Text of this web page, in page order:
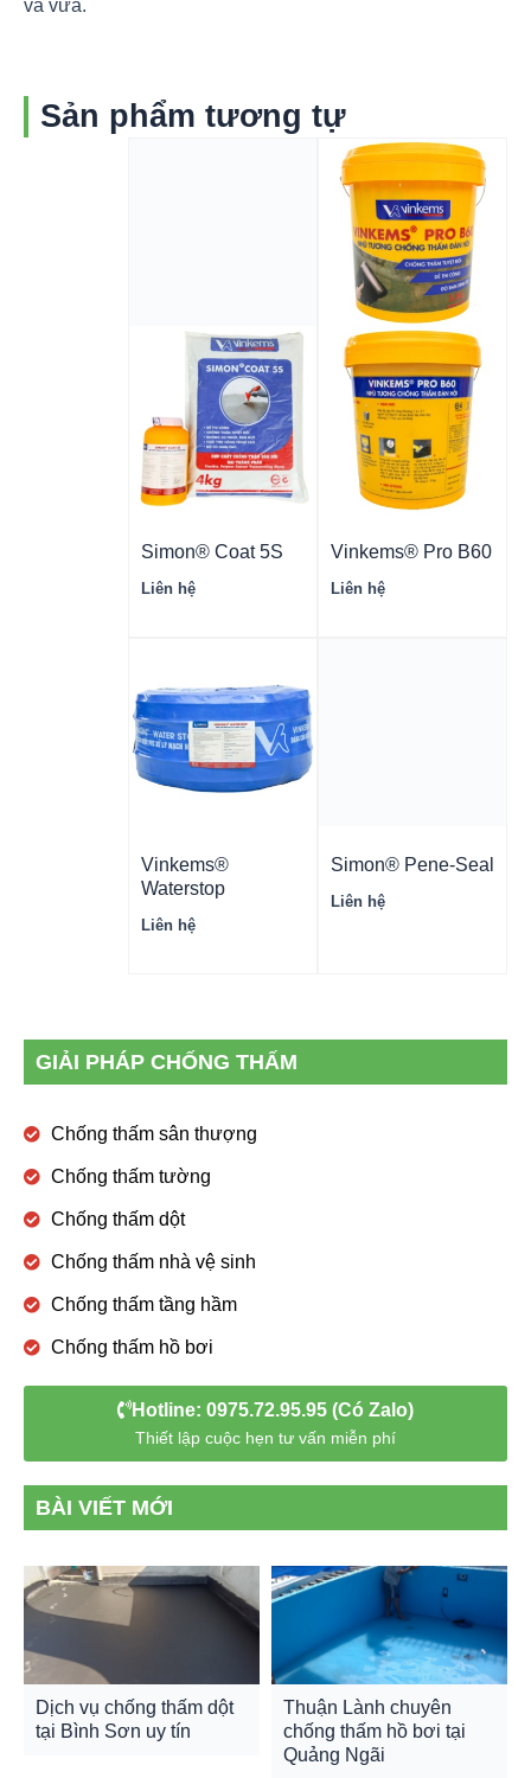
và vữa.
Sản phẩm tương tự
Simon® Coat 5S
Liên hệ
Vinkems® Pro B60
Liên hệ
Vinkems®
Waterstop
Liên hệ
Simon® Pene-Seal
Liên hệ
GIẢI PHÁP CHỐNG THẤM
Chống thấm sân thượng
Chống thấm tường
Chống thấm dột
Chống thấm nhà vệ sinh
Chống thấm tầng hầm
Chống thấm hồ bơi
Hotline: 0975.72.95.95 (Có Zalo)
Thiết lập cuộc hẹn tư vấn miễn phí
BÀI VIẾT MỚI
Dịch vụ chống thấm dột
tại Bình Sơn uy tín
Thuận Lành chuyên
chống thấm hồ bơi tại
Quảng Ngãi